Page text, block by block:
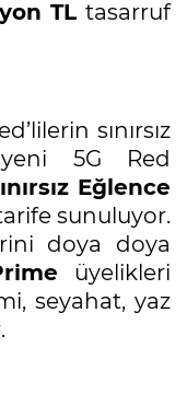
TLtasarruf
sınırsız
yeni 5G Red
Eğlence
sunuluyor.
doya doya
üyelikleri
seyahat, yaz